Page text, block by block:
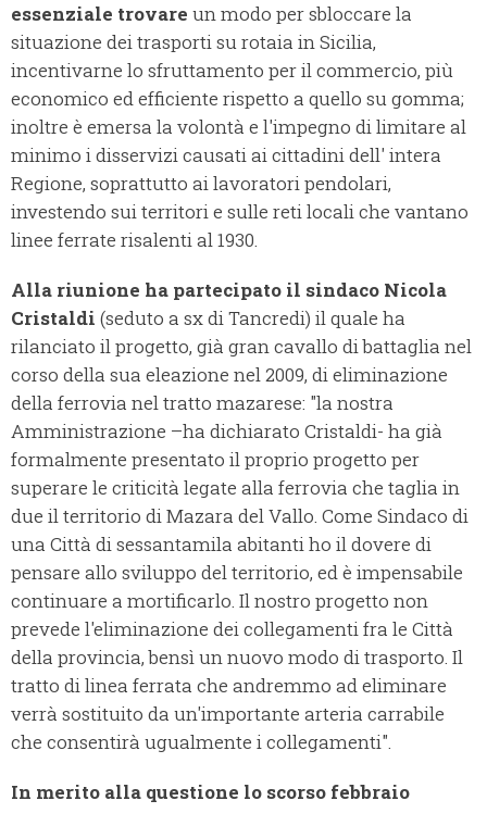
essenziale trovare un modo per sbloccare la
situazione dei trasporti su rotaia in Sicilia,
incentivarne lo sfruttamento per il commercio, più
economico ed efficiente rispetto a quello su gomma;
inoltre è emersa la volontà e l'impegno di limitare al
minimo i disservizi causati ai cittadini dell' intera
Regione, soprattutto ai lavoratori pendolari,
investendo sui territori e sulle reti locali che vantano
linee ferrate risalenti al 1930.
Alla riunione ha partecipato il sindaco Nicola
Cristaldi (seduto a sx di Tancredi) il quale ha
rilanciato il progetto, già gran cavallo di battaglia nel
corso della sua eleazione nel 2009, di eliminazione
della ferrovia nel tratto mazarese: "la nostra
Amministrazione –ha dichiarato Cristaldi- ha già
formalmente presentato il proprio progetto per
superare le criticità legate alla ferrovia che taglia in
due il territorio di Mazara del Vallo. Come Sindaco di
una Città di sessantamila abitanti ho il dovere di
pensare allo sviluppo del territorio, ed è impensabile
continuare a mortificarlo. Il nostro progetto non
prevede l'eliminazione dei collegamenti fra le Città
della provincia, bensì un nuovo modo di trasporto. Il
tratto di linea ferrata che andremmo ad eliminare
verrà sostituito da un'importante arteria carrabile
che consentirà ugualmente i collegamenti".
In merito alla questione lo scorso febbraio